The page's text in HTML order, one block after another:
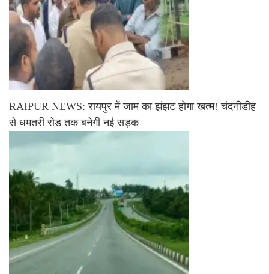
RAIPUR NEWS: रायपुर में जाम का झंझट होगा खत्म! चंदनीडीह
से धमतरी रोड तक बनेगी नई सड़क